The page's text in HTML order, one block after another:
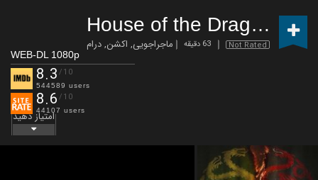
House of the Dragon
Not Rated 63 دقیقه ماجراجویی, اکشن,درام
WEB-DL 1080p
8.3 /10
544589 users
8.6 /10
44107 usersامتیاز دهید